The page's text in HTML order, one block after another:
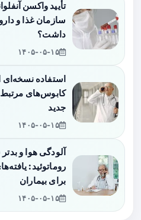
تأیید واکسن
سازمان غذا و
داشت؟
۱۴۰۵-۰۵-۱۵
جدید
۱۴۰۵-۰۵-۱۵
آلودگی هوا و
روماتوئید:
برای بیماران
۱۴۰۵-۰۵-۱۵